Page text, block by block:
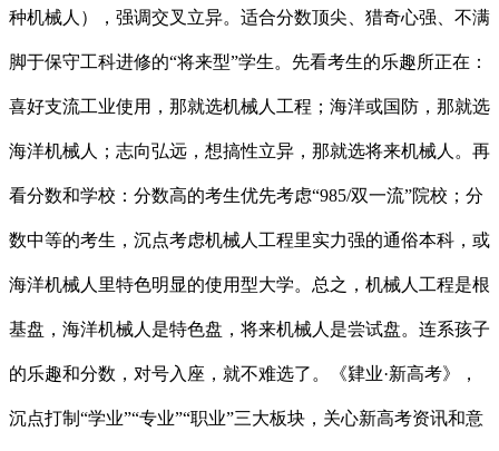
种机械人），强调交叉立异。适合分数顶尖、猎奇心强、不满
脚于保守工科进修的“将来型”学生。先看考生的乐趣所正在：
喜好支流工业使用，那就选机械人工程；海洋或国防，那就选
海洋机械人；志向弘远，想搞性立异，那就选将来机械人。再
看分数和学校：分数高的考生优先考虑“985/双一流”院校；分
数中等的考生，沉点考虑机械人工程里实力强的通俗本科，或
海洋机械人里特色明显的使用型大学。总之，机械人工程是根
基盘，海洋机械人是特色盘，将来机械人是尝试盘。连系孩子
的乐趣和分数，对号入座，就不难选了。《肄业·新高考》，
沉点打制“学业”“专业”“职业”三大板块，关心新高考资讯和意